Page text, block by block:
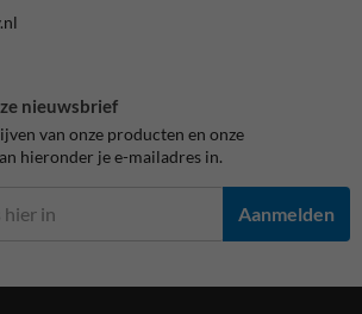
nieuwsbrief
van onze producten en onze
hieronder je e-mailadres in.
Aanmelden